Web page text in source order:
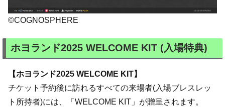
©COGNOSPHERE
ホヨランド2025 WELCOME KIT (入場特典)
【ホヨランド2025 WELCOME KIT】
チケット予約後に訪れるすべての来場者(入場ブレスレッ
ト所持者)には、「WELCOME KIT」が贈呈されます。